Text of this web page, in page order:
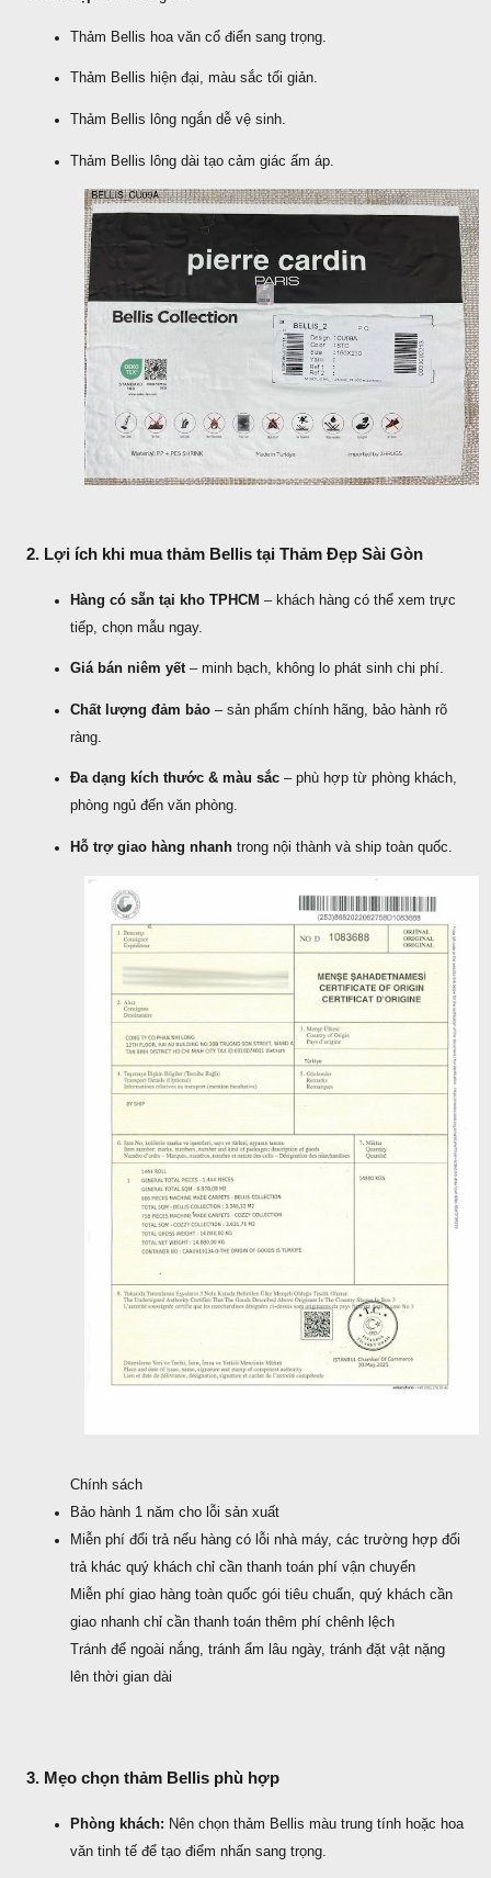
Thảm Bellis hoa văn cổ điển sang trọng.
Thảm Bellis hiện đại, màu sắc tối giản.
Thảm Bellis lông ngắn dễ vệ sinh.
Thảm Bellis lông dài tạo cảm giác ấm áp.
2. Lợi ích khi mua thảm Bellis tại Thảm Đẹp Sài Gòn
Hàng có sẵn tại kho TPHCM – khách hàng có thể xem trực
tiếp, chọn mẫu ngay.
Giá bán niêm yết– minh bạch, không lo phát sinh chi phí.
Chất lượng đảm bảo – sản phẩm chính hãng, bảo hành rõ
ràng.
Đa dạng kích thước & màu sắc – phù hợp từ phòng khách,
phòng ngủ đến văn phòng.
Hỗ trợ giao hàng nhanh trong nội thành và ship toàn quốc.
Chính sách
Bảo hành 1 năm cho lỗi sản xuất
Miễn phí đổi trả nếu hàng có lỗi nhà máy, các trường hợp đổi
trả khác quý khách chỉ cần thanh toán phí vận chuyển
Miễn phí giao hàng toàn quốc gói tiêu chuẩn, quý khách cần
giao nhanh chỉ cần thanh toán thêm phí chênh lệch
Tránh để ngoài nắng, tránh ẩm lâu ngày, tránh đặt vật nặng
lên thời gian dài
3. Mẹo chọn thảm Bellis phù hợp
Phòng khách: Nên chọn thảm Bellis màu trung tính hoặc hoa
văn tinh tế để tạo điểm nhấn sang trọng.